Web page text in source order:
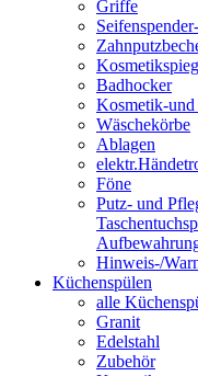
Griffe
Badhocker
Kosmetik-
Wäschekörbe
Ablagen
Föne
Putz- und
Hinweis-/
Küchenspülen
alle
Granit
Edelstahl
Zubehör